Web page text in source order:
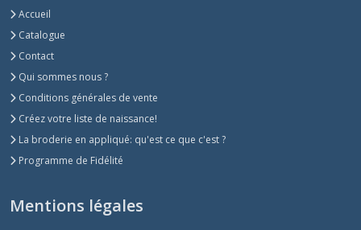
Accueil
Catalogue
Contact
Qui sommes nous ?
Conditions générales de vente
Créez votre liste de naissance!
La broderie en appliqué: qu'est ce que c'est ?
Programme de Fidélité
Mentions légales